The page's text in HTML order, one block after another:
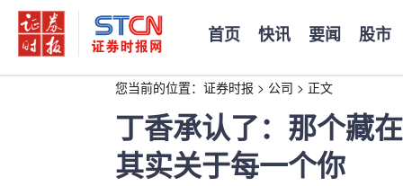
首页 快讯 要闻 股市
您当前的位置： 证券时报 > 公司 > 正文
丁香承认了：那个藏
其实关于每一个你